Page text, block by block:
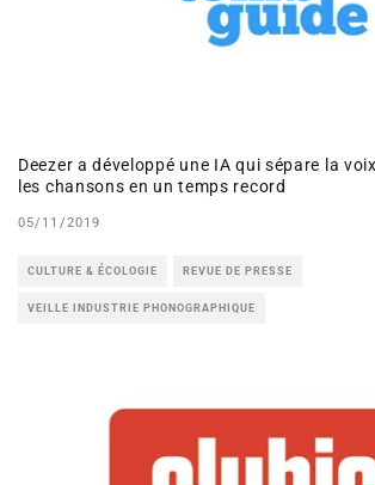
Deezer a développé une IA qui sépare la
les chansons en un temps record
05/11/2019
CULTURE & ÉCOLOGIE REVUE DE PRESSE
VEILLE INDUSTRIE PHONOGRAPHIQUE